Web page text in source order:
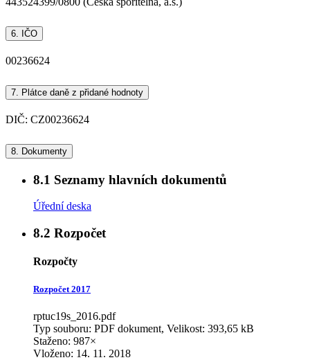
6. IČO
00236624
7. Plátce daně z přidané hodnoty
DIČ: CZ00236624
8. Dokumenty
8.1 Seznamy hlavních dokumentů
Úřední deska
8.2 Rozpočet
Rozpočty
Rozpočet 2017
rptuc19s_2016.pdf
Typ souboru: PDF dokument, Velikost: 393,65 kB
Staženo: 987×
Vloženo: 14. 11. 2018